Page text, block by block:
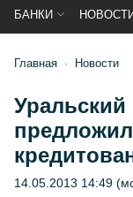
БАНКИ
Главная Новости
14.05.2013 14:49